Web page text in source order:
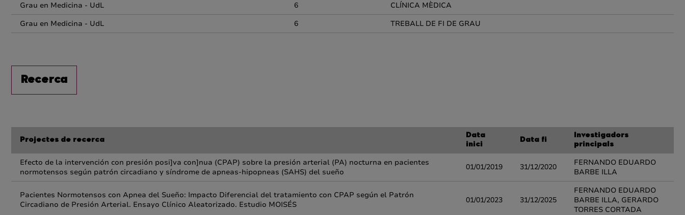
Grau en Medicina - UdL 6
CLÍNICA MÈDICA
Grau en Medicina - UdL
6 TREBALL DE FI DE GRAU
Recerca
Projectes de recerca
Data
inici
Data fi
Investigadors
principals
Efecto de la intervención con presión posi]va con]nua (CPAP) sobre la presión arterial (PA) nocturna en pacientes
normotensos según patrón circadiano y síndrome de apneas-hipopneas (SAHS) del sueño
01/01/2019 31/12/2020
FERNANDO EDUARDO
BARBE ILLA
Pacientes Normotensos con Apnea del Sueño: Impacto Diferencial del tratamiento con CPAP según el Patrón
Circadiano de Presión Arterial. Ensayo Clínico Aleatorizado. Estudio MOISÉS
01/01/2023 31/12/2025
FERNANDO EDUARDO
BARBE ILLA, GERARDO
TORRES CORTADA